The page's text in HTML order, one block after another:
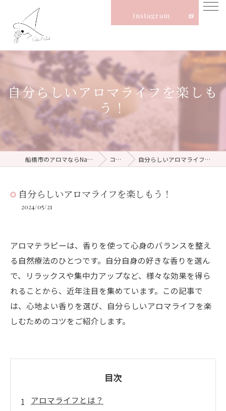
Instagram
自分らしいアロマライフを楽しも
う！
船橋市のアロマならNatural Witch コラム 自分らしいアロマライフを楽しもう！
自分らしいアロマライフを楽しもう！
2024/05/21
アロマテラピーは、香りを使って心身のバランスを整え
る自然療法のひとつです。自分自身の好きな香りを選ん
で、リラックスや集中力アップなど、様々な効果を得ら
れることから、近年注目を集めています。この記事で
は、心地よい香りを選び、自分らしいアロマライフを楽
しむためのコツをご紹介します。
目次
アロマライフとは？